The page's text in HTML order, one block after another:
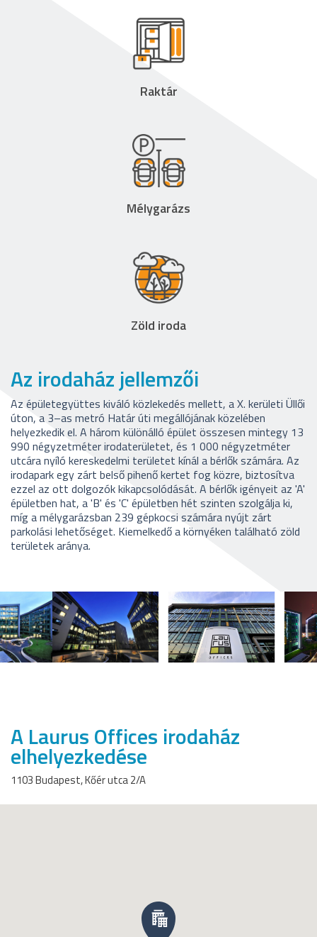
Raktár
Mélygarázs
Zöld iroda
Az irodaház jellemzői
Az épületegyüttes kiváló közlekedés mellett, a X. kerületi Üllői
úton, a 3–as metró Határ úti megállójának közelében
helyezkedik el. A három különálló épület összesen mintegy 13
990 négyzetméter irodaterületet, és 1 000 négyzetméter
utcára nyíló kereskedelmi területet kínál a bérlők számára. Az
irodapark egy zárt belső pihenő kertet fog közre, biztosítva
ezzel az ott dolgozók kikapcsolódását. A bérlők igényeit az 'A'
épületben hat, a 'B' és 'C' épületben hét szinten szolgálja ki,
míg a mélygarázsban 239 gépkocsi számára nyújt zárt
parkolási lehetőséget. Kiemelkedő a környéken található zöld
területek aránya.
A Laurus Offices irodaház
elhelyezkedése
1103 Budapest, Kőér utca 2/A